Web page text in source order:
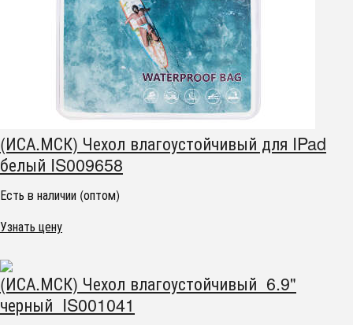
(ИСА.МСК) Чехол влагоустойчивый для IPad
белый IS009658
Есть в наличии (оптом)
Узнать цену
(ИСА.МСК) Чехол влагоустойчивый 6.9"
черный IS001041